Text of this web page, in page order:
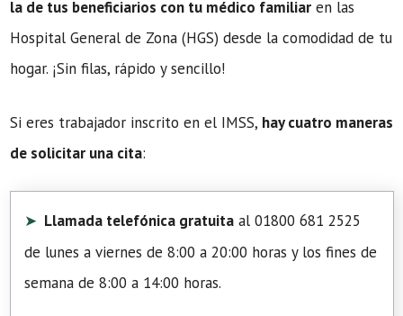
la de tus beneficiarios con tu médico familiar en las
Hospital General de Zona (HGS) desde la comodidad de tu
hogar. ¡Sin filas, rápido y sencillo!
Si eres trabajador inscrito en el IMSS, hay cuatro maneras
de solicitar una cita:
Llamada telefónica gratuita al 01800 681 2525
de lunes a viernes de 8:00 a 20:00 horas y los fines de
semana de 8:00 a 14:00 horas.